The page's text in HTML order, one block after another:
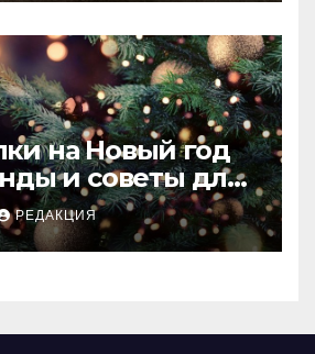
на Новый год
и советы для
праздника
РЕДАКЦИЯ